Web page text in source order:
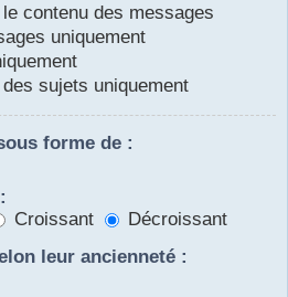
contenu des messages
uniquement
sujets uniquement
forme de :
Croissant
Décroissant
leur ancienneté :